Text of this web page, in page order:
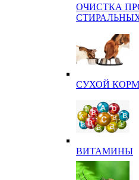
ОЧИСТКА
СУХОЙ
ВИТАМИНЫ